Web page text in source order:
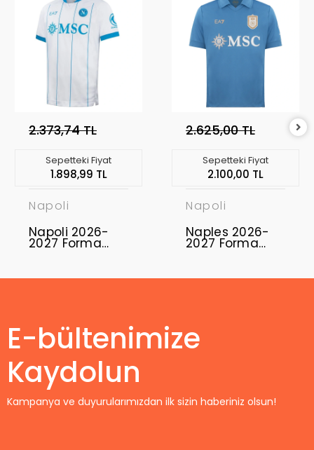
2.373,74 TL
Sepetteki Fiyat
1.898,99 TL
Napoli
Napoli 2026-
2027 Forma
2.625,00 TL
Sepetteki Fiyat
2.100,00 TL
Napoli
Naples 2026-
2027 Forma
E-bültenimize
Kaydolun
Kampanya ve duyurularımızdan ilk sizin haberiniz olsun!